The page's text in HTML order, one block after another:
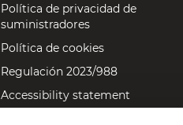
Política de privacidad de
suministradores
Política de cookies
Regulación 2023/988
Accessibility statement